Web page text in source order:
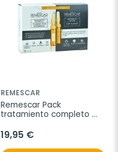
REMESCAR
Remescar Pack
tratamiento completo
renovador, 5+5 ampollas
19,95 €